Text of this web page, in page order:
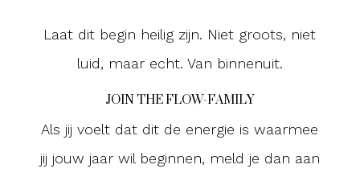
Laat dit begin heilig zijn. Niet groots, niet
luid, maar echt. Van binnenuit.
JOIN THE FLOW-FAMILY
Als jij voelt dat dit de energie is waarmee
jij jouw jaar wil beginnen, meld je dan aan